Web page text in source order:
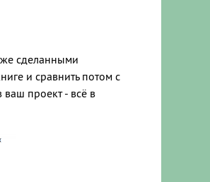
сделанными
и сравнить потом с
ваш проект - всё в